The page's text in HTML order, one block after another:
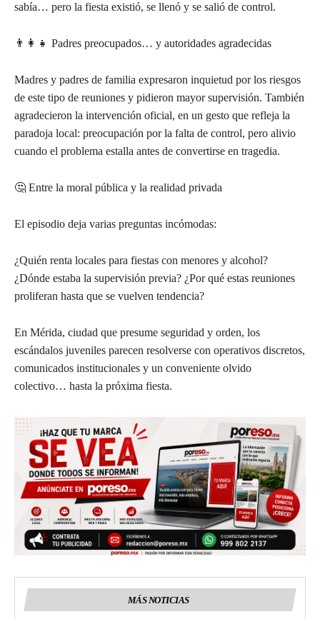
sabía… pero la fiesta existió, se llenó y se salió de control.
👨‍👩‍👧 Padres preocupados… y autoridades agradecidas
Madres y padres de familia expresaron inquietud por los riesgos
de este tipo de reuniones y pidieron mayor supervisión. También
agradecieron la intervención oficial, en un gesto que refleja la
paradoja local: preocupación por la falta de control, pero alivio
cuando el problema estalla antes de convertirse en tragedia.
🤔 Entre la moral pública y la realidad privada
El episodio deja varias preguntas incómodas:
¿Quién renta locales para fiestas con menores y alcohol?
¿Dónde estaba la supervisión previa? ¿Por qué estas reuniones
proliferan hasta que se vuelven tendencia?
En Mérida, ciudad que presume seguridad y orden, los
escándalos juveniles parecen resolverse con operativos discretos,
comunicados institucionales y un conveniente olvido
colectivo… hasta la próxima fiesta.
MÁS NOTICIAS